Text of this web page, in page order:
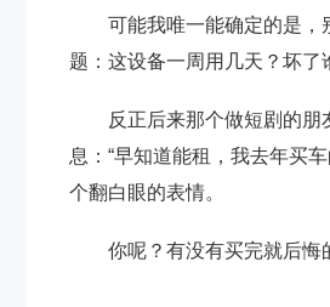
可能我唯一能确定的是，
题：这设备一周用几天？坏了
反正后来那个做短剧的
息：“早知道能租，我去年买
个翻白眼的表情。
你呢？有没有买完就后悔